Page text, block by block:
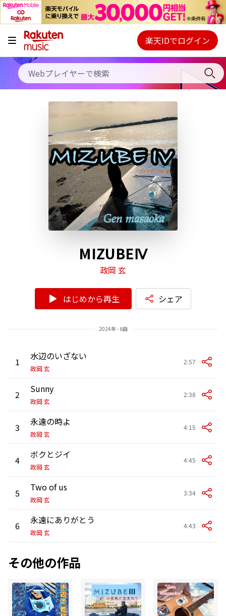
キャンペーン
料金プラン
使い方
初回30日間無料お試し
Webプレイヤー
ご契約内容の確認・変更
楽天IDでログイン
MIZUBEⅣ
政岡 玄
はじめから再生 シェア
2024年 - 6曲
1 水辺のいざない
政岡 玄
2:57
2 Sunny
政岡 玄
2:38
3 永遠の時よ
政岡 玄
4:15
4 ボクとジイ
政岡 玄
4:45
5 Two of us
政岡 玄
3:34
6 永遠にありがとう
政岡 玄
4:43
その他の作品